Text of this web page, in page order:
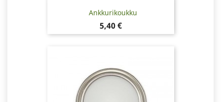
Ankkurikoukku
Hinta
5,40 €